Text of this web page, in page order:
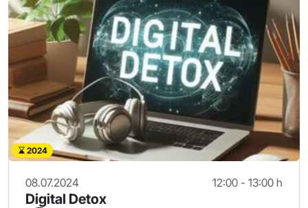
2024
08.07.2024 12:00 - 13:00 h
Digital Detox